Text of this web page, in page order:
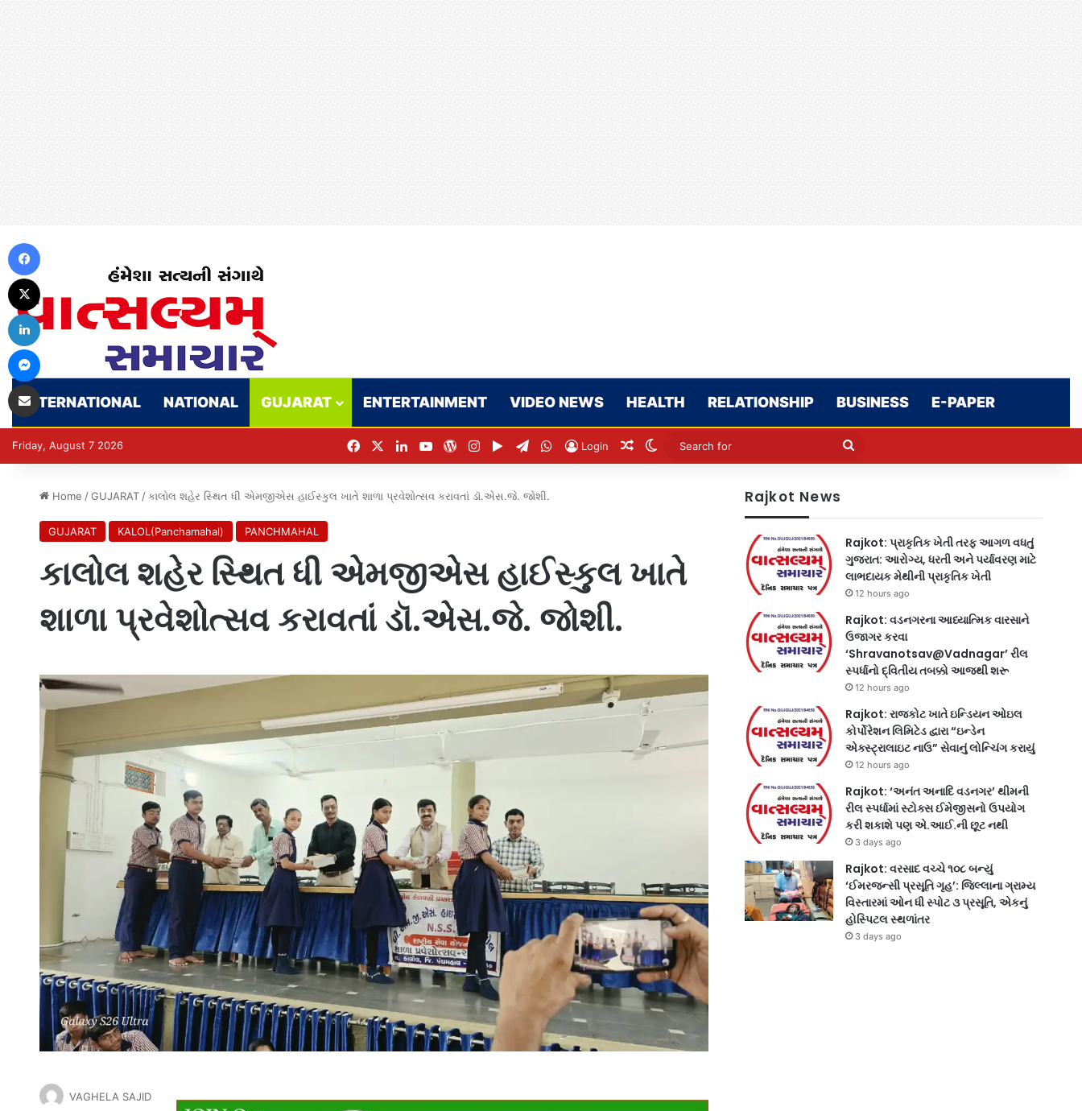
INTERNATIONAL NATIONAL GUJARAT ENTERTAINMENT VIDEO NEWS HEALTH RELATIONSHIP BUSINESS E-PAPER
Friday, August 7 2026 FacebookLinkedInYouTubeWordPress
Instagram
Google Play
Telegram
WhatsApp
Login Random Article
Switch skin
Search
Home / GUJARAT / કાલોલ શહેર સ્થિત ધી એમજીએસ હાઈસ્કુલ ખાતે શાળા પ્રવેશોત્સવ કરાવતાં ડૉ.એસ.જે. જોશી.
GUJARAT KALOL(Panchamahal) PANCHMAHAL
કાલોલ શહેર સ્થિત ધી એમજીએસ હાઈસ્કુલ ખાતે
શાળા પ્રવેશોત્સવ કરાવતાં ડૉ.એસ.જે. જોશી.
VAGHELA SAJID
Rajkot News
Rajkot: પ્રાકૃતિક ખેતી તરફ આગળ વધતું
ગુજરાત: આરોગ્ય, ધરતી અને પર્યાવરણ માટે
લાભદાયક મેથીની પ્રાકૃતિક ખેતી
12 hours ago
Rajkot: વડનગરના આધ્યાત્મિક વારસાને
ઉજાગર કરવા
‘Shravanotsav@Vadnagar’ રીલ
સ્પર્ધાનો દ્વિતીય તબક્કો આજથી શરૂ
12 hours ago
Rajkot: રાજકોટ ખાતે ઇન્ડિયન ઓઇલ
કોર્પોરેશન લિમિટેડ દ્વારા “ઇન્ડેન
એક્સ્ટ્રાલાઇટ નાઉ” સેવાનું લોન્ચિંગ કરાયું
12 hours ago
Rajkot: ‘અનંત અનાદિ વડનગર’ થીમની
રીલ સ્પર્ધામાં સ્ટોક્સ ઈમેજીસનો ઉપયોગ
કરી શકાશે પણ એ.આઈ.ની છૂટ નથી
3 days ago
Rajkot: વરસાદ વચ્ચે ૧૦૮ બન્યું
‘ઈમરજન્સી પ્રસૂતિ ગૃહ’: જિલ્લાના ગ્રામ્ય
વિસ્તારમાં ઓન ધી સ્પોટ ૩ પ્રસૂતિ, એકનું
હોસ્પિટલ સ્થળાંતર
3 days ago
LinkedIn